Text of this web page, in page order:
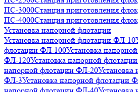
ПС-3000Станция приготовления
ПС-4000Станция приготовления
Установка напорной флотации
Установка напорной флотации ФЛ-10
флотации ФЛ-100Установка
ФЛ-120Установка напорной
напорной флотации ФЛ-20Установка
ФЛ-3Установка напорной флотации
напорной флотации ФЛ-40Установка